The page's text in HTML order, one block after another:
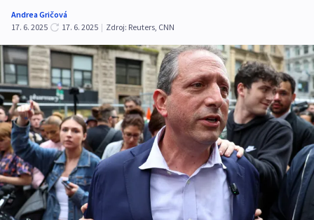
Andrea Gričová
17. 6. 2025
17. 6. 2025 | Zdroj: Reuters, CNN